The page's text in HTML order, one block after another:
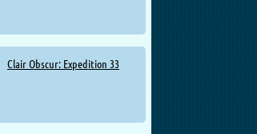
Clair Obscur: Expedition 33